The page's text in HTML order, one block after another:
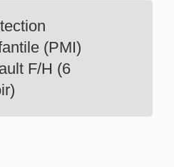
(PMI)
F/H (6